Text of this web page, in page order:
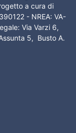
a cura di
- NREA: VA-
Via Varzi 6,
5, Busto A.